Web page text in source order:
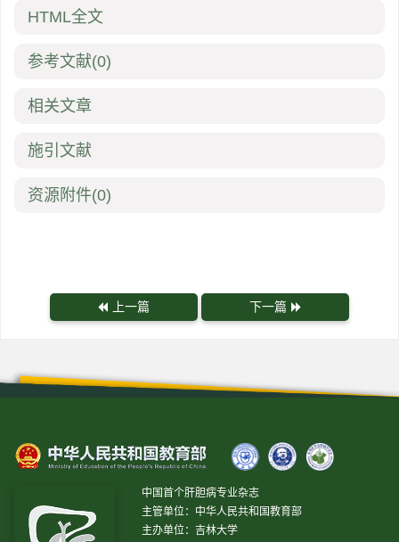
HTML全文
参考文献(0)
相关文章
施引文献
资源附件(0)
上一篇 下一篇
中国首个肝胆病专业杂志
主管单位：中华人民共和国教育部
主办单位：吉林大学